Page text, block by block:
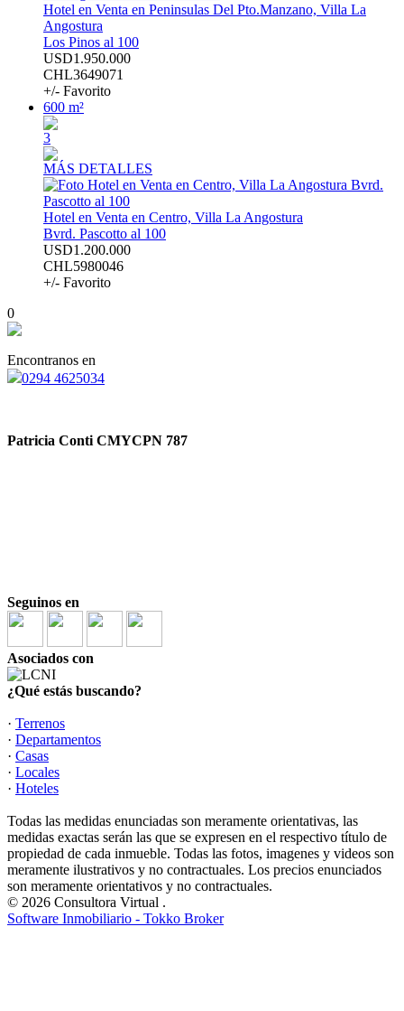
Hotel en Venta en Peninsulas Del Pto.Manzano, Villa La
Angostura
Los Pinos al 100
USD1.950.000
CHL3649071
+/- Favorito
600 m²
3
MÁS DETALLES
Hotel en Venta en Centro, Villa La Angostura
Bvrd. Pascotto al 100
USD1.200.000
CHL5980046
+/- Favorito
0
Encontranos en
0294 4625034
Patricia Conti CMYCPN 787
Seguinos en
Asociados con
¿Qué estás buscando?
· Terrenos
· Departamentos
· Casas
· Locales
· Hoteles
Todas las medidas enunciadas son meramente orientativas, las
medidas exactas serán las que se expresen en el respectivo título de
propiedad de cada inmueble. Todas las fotos, imagenes y videos son
meramente ilustrativos y no contractuales. Los precios enunciados
son meramente orientativos y no contractuales.
© 2026 Consultora Virtual .
Software Inmobiliario - Tokko Broker